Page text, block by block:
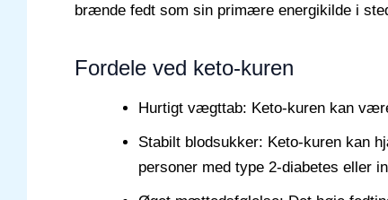
brænde fedt som sin primære energikilde i
Fordele ved keto-kuren
Hurtigt vægttab: Keto-kuren kan
Stabilt blodsukker: Keto-kuren kan
personer med type 2-diabetes eller